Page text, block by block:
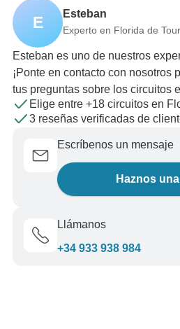
E Esteban
Experto en Florida de
Esteban es uno de nuestros
¡Ponte en contacto con nosotros
tus preguntas sobre los circuitos
Elige entre +18 circuitos en
3 reseñas verificadas de
Escríbenos un mensaje
Haznos
Llámanos
+34 933 938 984